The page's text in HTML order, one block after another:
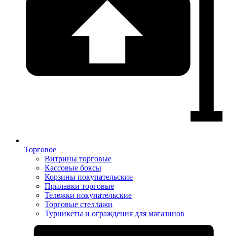
Торговое
Витрины торговые
Кассовые боксы
Корзины покупательские
Прилавки торговые
Тележки покупательские
Торговые стеллажи
Турникеты и ограждения для магазинов